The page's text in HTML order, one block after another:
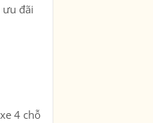
ưu đãi
4 chỗ